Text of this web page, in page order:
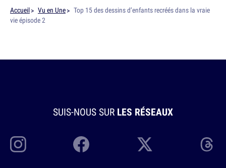
Accueil Vu en Une
Top 15 des dessins d’enfants recréés dans la vraie
vie épisode 2
SUIS-NOUS SUR LES RÉSEAUX